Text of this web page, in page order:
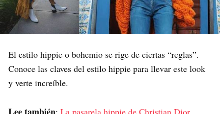
El estilo hippie o bohemio se rige de ciertas “reglas”.
Conoce las claves del estilo hippie para llevar este look
y verte increíble.
Lee también: La pasarela hippie de Christian Dior.